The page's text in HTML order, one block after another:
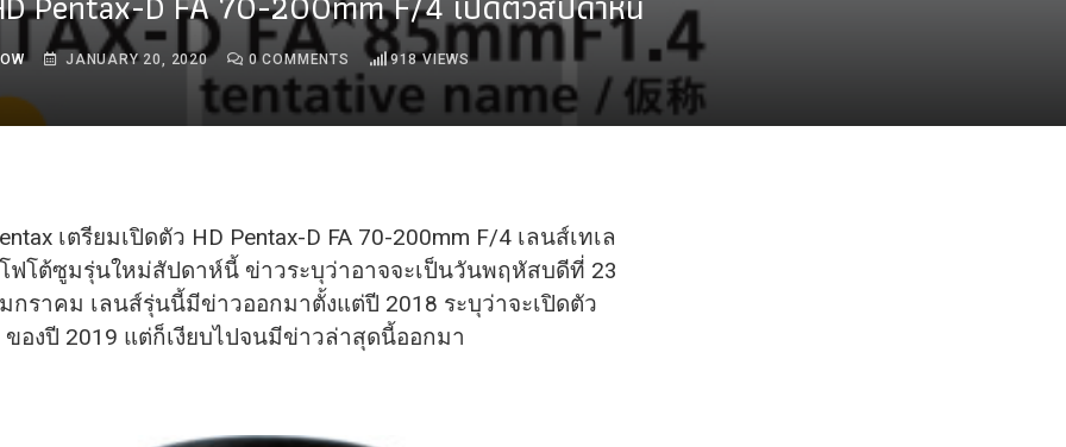
JANUARY 20, 2020 0COMMENTS 918VIEWS
entax เตรียมเปิดตัว HD Pentax-D FA 70-200mm F/4 เลนส์เทเล
โฟโต้ซูมรุ่นใหม่สัปดาห์นี้ ข่าวระบุว่าอาจจะเป็นวันพฤหัสบดีที่ 23
มกราคม เลนส์รุ่นนี้มีข่าวออกมาตั้งแต่ปี 2018 ระบุว่าจะเปิดตัว
องปี 2019 แต่ก็เงียบไปจนมีข่าวล่าสุดนี้ออกมา